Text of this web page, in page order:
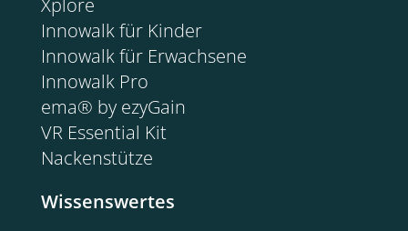
Innowalk für Kinder
Innowalk für Erwachsene
Innowalk Pro
ema® by ezyGain
VR Essential Kit
Nackenstütze
Wissenswertes